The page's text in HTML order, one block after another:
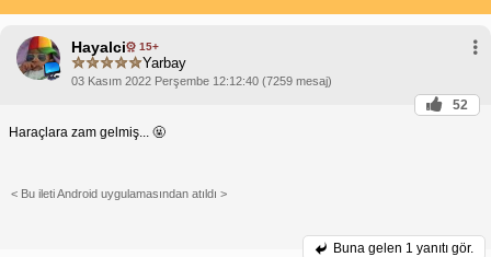
Hayalci 15+
Yarbay
03 Kasım 2022 Perşembe 12:12:40 (7259 mesaj)
52
Haraçlara zam gelmiş... 🤬
< Bu ileti Android uygulamasından atıldı >
Buna gelen 1 yanıtı gör.